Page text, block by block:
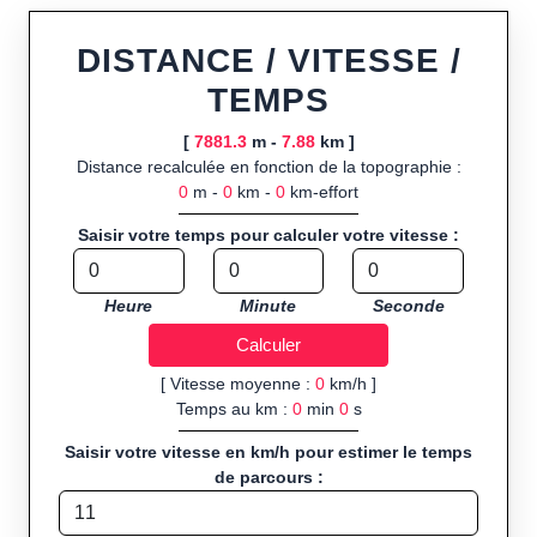
ou import de fichier GPX, calcul instantané de la distance
profil d’élévation avec options de lissage, export en trace GPX,
route GPX, KML (plat ou relief) et TCX, ainsi que calculs
Public cible :strong> sportifs de loisir et compétiteurs
préparant entraînements et parcours, organisateurs
d’événements partageant leurs itinéraires, et utilisateurs de
GPS souhaitant charger leurs trajets à l’avance.
Sports et activités disponibles :Footing (jogging), course à
pied, cyclisme (vélo), VTT, randonnée, roller et équitation.
DISTANCE / VITESSE /
TEMPS
[ 7881.3m - 7.88km ]
Distance recalculée en fonction de la topographie :
0 m - 0 km - 0 km-effort
Saisir votre temps pour calculer votre vitesse :
Heure Minute Seconde
[ Vitesse moyenne : 0 km/h ]
Temps au km : 0min 0s
Saisir votre vitesse en km/h pour estimer le temps
de parcours :